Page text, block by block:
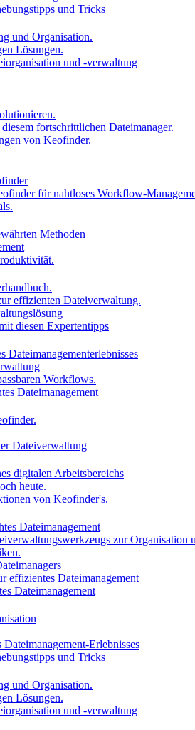
und Tricks
und Organisation.
Lösungen.
und -verwaltung
fortschrittlichen Dateimanager.
von Keofinder.
für nahtloses Workflow-
Methoden
effizienten Dateiverwaltung.
diesen Expertentipps
Workflows.
Dateimanagement
Dateiverwaltung
digitalen Arbeitsbereichs
heute.
von Keofinder's.
Dateimanagement
zur
effizientes Dateimanagement
Dateimanagement
Erlebnisses
und Tricks
und Organisation.
Lösungen.
und -verwaltung